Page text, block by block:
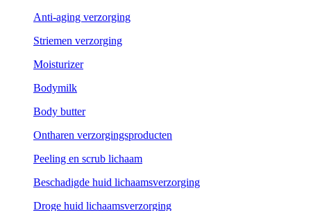
Anti-aging verzorging
Striemen verzorging
Moisturizer
Bodymilk
Body butter
Ontharen verzorgingsproducten
Peeling en scrub lichaam
Beschadigde huid lichaamsverzorging
Droge huid lichaamsverzorging